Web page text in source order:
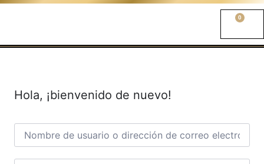
0
Hola, ¡bienvenido de nuevo!